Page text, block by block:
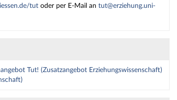
tut oder per E-Mail an tut@erziehung.uni-
Tut! (Zusatzangebot Erziehungswissenschaft)